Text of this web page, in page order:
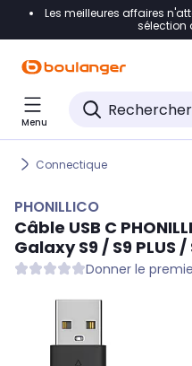
Accéder directement à
Accéder directement au
Accéder directement au
Les meilleures affaires
sélection
Menu
Connectique
PHONILLICO
Câble USB C
Galaxy S9 / S9 PLUS /
Donner le